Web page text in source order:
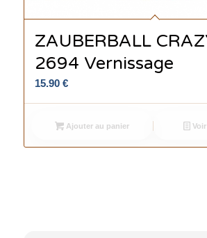
ZAUBERBALL
2694 Vernissage
15.90 €
Ajouter au panier